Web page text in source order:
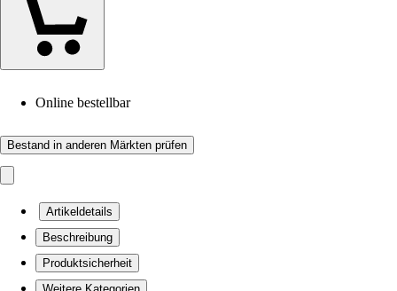
Online bestellbar
Bestand in anderen Märkten prüfen
Artikeldetails
Beschreibung
Produktsicherheit